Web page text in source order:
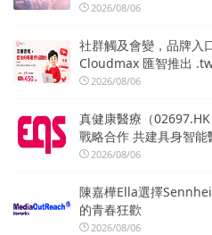
2026/08/06
社群觸及會變，品牌入
Cloudmax 匯智推出
2026/08/06
真健康醫療（
戰略合作 共建具身智能
2026/08/06
陳嘉樺Ella選擇
的青春狂歡
2026/08/06